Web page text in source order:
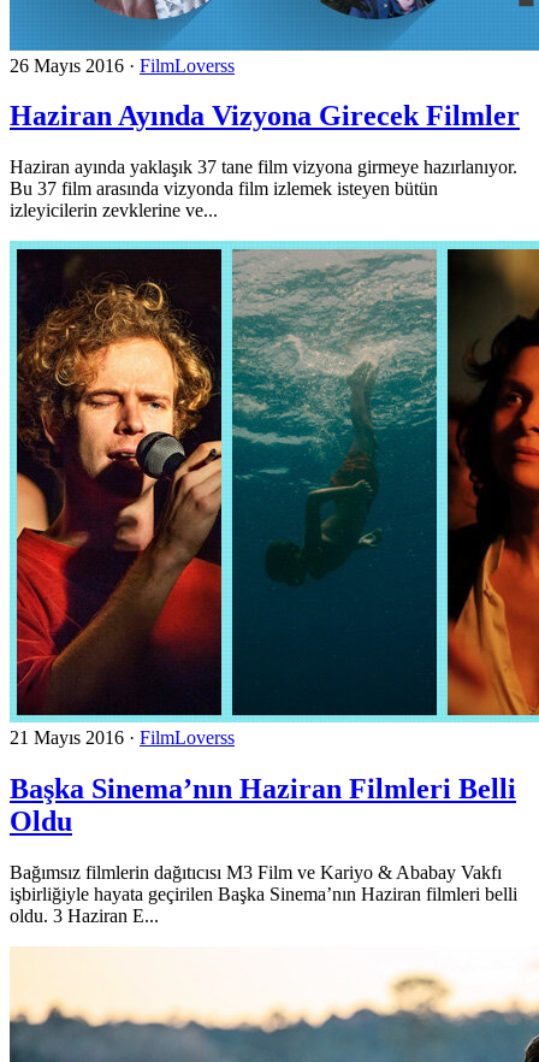
26 Mayıs 2016 · FilmLoverss
Haziran Ayında Vizyona Girecek Filmler
Haziran ayında yaklaşık 37 tane film vizyona girmeye hazırlanıyor.
Bu 37 film arasında vizyonda film izlemek isteyen bütün
izleyicilerin zevklerine ve...
21 Mayıs 2016 · FilmLoverss
Başka Sinema’nın Haziran Filmleri Belli
Oldu
Bağımsız filmlerin dağıtıcısı M3 Film ve Kariyo & Ababay Vakfı
işbirliğiyle hayata geçirilen Başka Sinema’nın Haziran filmleri belli
oldu. 3 Haziran E...